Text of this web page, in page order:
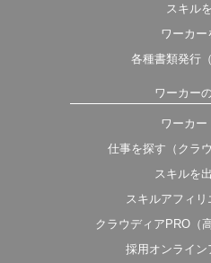
スキル
ワーカー
各種書類発行
ワーカー
ワーカー
仕事を探す（クラ
スキルを
スキルアフィ
クラウディアPRO（
採用オンライン